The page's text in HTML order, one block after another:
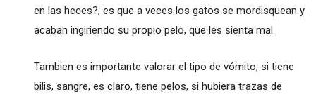
en las heces?, es que a veces los gatos se mordisquean y
acaban ingiriendo su propio pelo, que les sienta mal.
Tambien es importante valorar el tipo de vómito, si tiene
bilis, sangre, es claro, tiene pelos, si hubiera trazas de